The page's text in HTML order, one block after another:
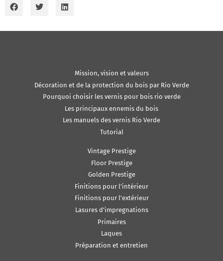
Mission, vision et valeurs
Décoration et de la protection du bois par Rio Verde
Pourquoi choisir les vernis pour bois rio verde
Les principaux ennemis du bois
Les manuels des vernis Rio Verde
Tutorial
Vintage Prestige
Floor Prestige
Golden Prestige
Finitions pour l’intérieur
Finitions pour l’extérieur
Lasures d’impregnations
Primaires
Laques
Préparation et entretien